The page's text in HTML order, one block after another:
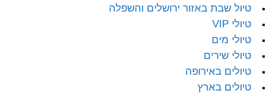
טיול שבת באזור ירושלים והשפלה
טיולי VIP
טיולי מים
טיולי שירים
טיולים באירופה
טיולים בארץ